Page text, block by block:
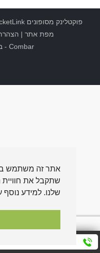
פוקטלינק מסופונים
מפת אתר |
Combar
-
שתקבל את
שלנו. למידע נוסף